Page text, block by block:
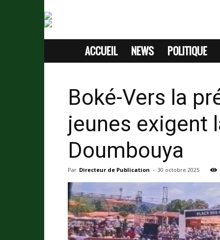
SITE
SANS
PASSION
ACCUEIL NEWS POLITIQUE
Boké-Vers la
jeunes exigent
Doumbouya
Par Directeur de Publication - 30 octobre 2025